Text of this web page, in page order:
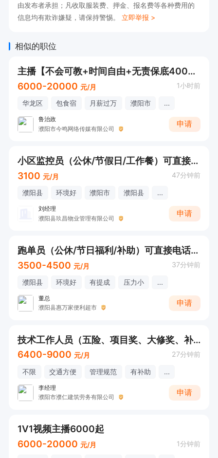
由发布者承担；凡收取服装费、押金、报名费等各种费用的
信息均有欺诈嫌疑，请保持警惕。 立即举报 >
相似的职位
主播【不会可教+时间自由+无责保底4000】
6000-20000 元/月 1小时前
华龙区 包食宿 月薪过万 濮阳市 ...
鲁治政
濮阳市今鸣网络传媒有限公司
申请
小区监控员（公休/节假日/工作餐）可直接打电话联系
3100 元/月 47分钟前
濮阳县 环境好 濮阳市 濮阳县 ...
刘经理
濮阳县玖昌物业管理有限公司
申请
跑单员（公休/节日福利/补助）可直接电话联系咨询
3500-4500 元/月 37分钟前
濮阳县 环境好 有提成 压力小 ...
董总
濮阳县惠万家便利超市
申请
技术工作人员（五险、项目奖、大修奖、补贴补助、体检）
6400-9000 元/月 27分钟前
不限 交通方便 管理规范 有补助 ...
李经理
濮阳市濮仁建筑劳务有限公司
申请
1V1视频主播6000起
6000-20000 元/月 1分钟前